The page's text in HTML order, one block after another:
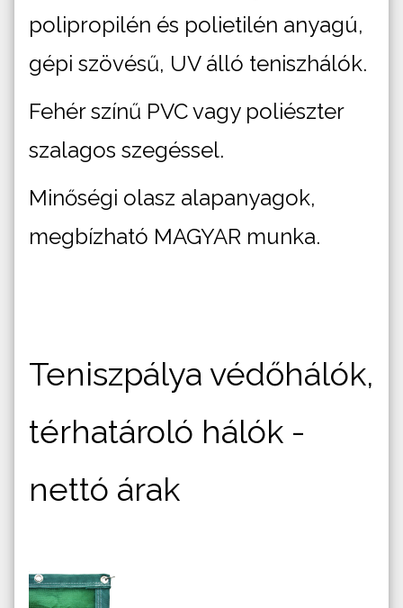
polipropilén és polietilén anyagú,
gépi szövésű, UV álló teniszhálók.
Fehér színű PVC vagy poliészter
szalagos szegéssel.
Minőségi olasz alapanyagok,
megbízható MAGYAR munka.
Teniszpálya védőhálók,
térhatároló hálók -
nettó árak